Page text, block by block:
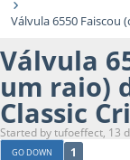
Válvula 6550 Faiscou
Válvula
um raio)
Classic
Started by tufoeffect, 13
GO DOWN 1